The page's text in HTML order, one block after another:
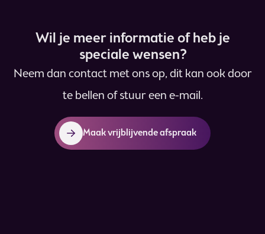
Wil je meer informatie of heb je
speciale wensen?
Neem dan contact met ons op, dit kan ook door
te bellen of stuur een e-mail.
Maak vrijblijvende afspraak